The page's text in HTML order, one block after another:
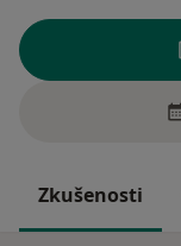
Zkušenosti